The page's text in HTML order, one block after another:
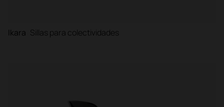
Ikara Sillas para colectividades